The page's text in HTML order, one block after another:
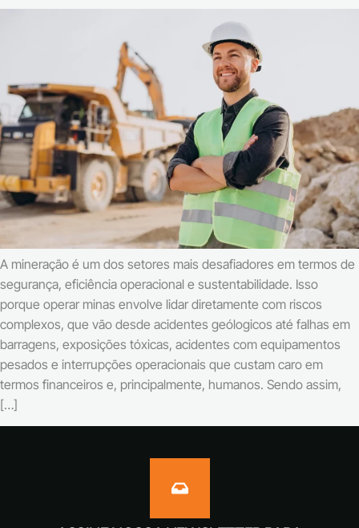
A mineração é um dos setores mais desafiadores em termos de
segurança, eficiência operacional e sustentabilidade. Isso
porque operar minas envolve lidar diretamente com riscos
complexos, que vão desde acidentes geólogicos até falhas em
barragens, exposições tóxicas, acidentes com equipamentos
pesados e interrupções operacionais que custam caro em
termos financeiros e, principalmente, humanos. Sendo assim,
[…]